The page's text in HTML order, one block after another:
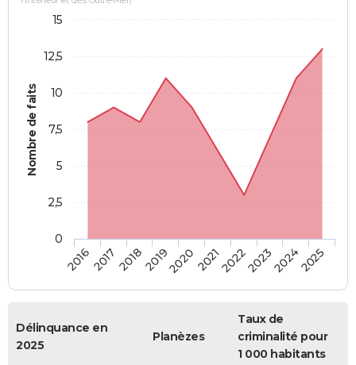
Nombre de faits
2016201720182019202020212022202320242025
0
2,5
5
7,5
10
12,5
15
Délinquance en
2025
Planèzes
Taux de
criminalité pour
1 000 habitants